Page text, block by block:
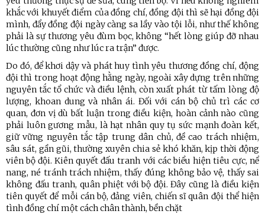
khắc với khuyết điểm của đồng chí, đồng đội thì sẽ hại đồng đội
mình, đẩy đồng đội ngày càng sa lầy vào tội lỗi, như thế không
phải là sự thương yêu đùm bọc, không “hết lòng giúp đỡ nhau
lúc thường cũng như lúc ra trận” được.
Do đó, để khơi dậy và phát huy tình yêu thương đồng chí, động
đội thì trong hoạt động hằng ngày, ngoài xây dựng trên những
nguyên tắc tổ chức và điều lệnh, còn xuất phát từ tấm lòng độ
lượng, khoan dung và nhân ái. Đối với cán bộ chủ trì các cơ
quan, đơn vị dù bất luận trong điều kiện, hoàn cảnh nào cũng
phải luôn gương mẫu, là hạt nhân quy tụ sức mạnh đoàn kết,
giữ vững nguyên tắc tập trung dân chủ, đề cao trách nhiệm,
sâu sát, gần gũi, thường xuyên chia sẻ khó khăn, kịp thời động
viên bộ đội. Kiên quyết đấu tranh với các biểu hiện tiêu cực, nể
nang, né tránh trách nhiệm, thấy đúng không bảo vệ, thấy sai
không đấu tranh, quân phiệt với bộ đội. Đây cũng là điều kiện
tiên quyết để mỗi cán bộ, đảng viên, chiến sĩ quân đội thể hiện
tình đồng chí một cách chân thành, bền chặt